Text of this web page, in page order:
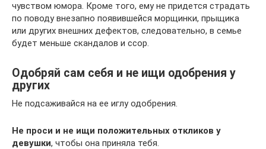
чувством юмора. Кроме того, ему не придется страдать
по поводу внезапно появившейся морщинки, прыщика
или других внешних дефектов, следовательно, в семье
будет меньше скандалов и ссор.
Одобряй сам себя и не ищи одобрения у
других
Не подсаживайся на ее иглу одобрения.
Не проси и не ищи положительных откликов у
девушки, чтобы она приняла тебя.